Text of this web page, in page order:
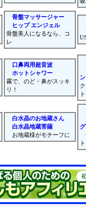
骨盤マッサージャー
ヒップ エンジェル
骨盤美人になるなら、コ
レ
口鼻両用超音波
ホットシャワー
霧で、のど・鼻がスッキ
リ！
ン
白水晶のお地蔵さん
白水晶地蔵菩薩
お地蔵様がモチーフに
グ
ト